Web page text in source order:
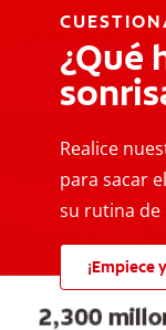
¿Qué
Realice
para sacar
su rutina de
¡Empiece